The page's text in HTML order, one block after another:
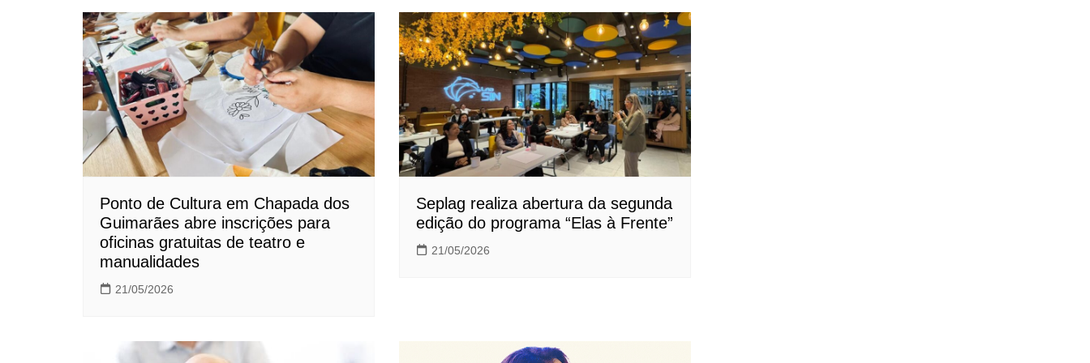
Post
Ponto de Cultura em Chapada dos
Guimarães abre inscrições para
oficinas gratuitas de teatro e
manualidades
21/05/2026
Seplag realiza abertura da segunda
edição do programa “Elas à Frente”
21/05/2026